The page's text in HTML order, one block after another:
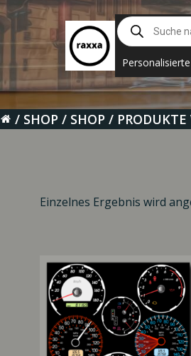
Zum
Inhalt
springen
Suche
nach
Produkten
SHOP SHOP
Einzelnes Ergebnis wird